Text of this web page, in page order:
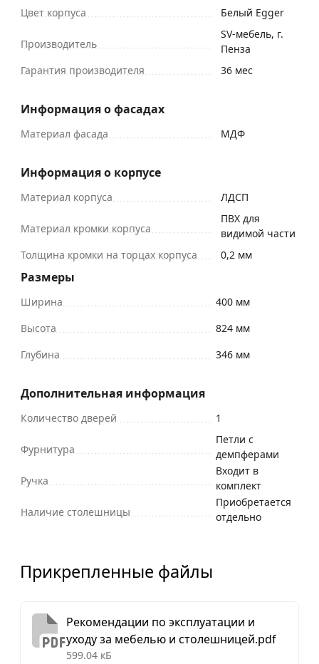
Цвет корпуса Белый Egger
Производитель
SV-мебель, г.
Пенза
Гарантия производителя
36 мес
Информация о фасадах
Материал фасада МДФ
Информация о корпусе
Материал корпуса ЛДСП
Материал кромки корпуса
ПВХ для
видимой части
Толщина кромки на торцах корпуса
0,2 мм
Размеры
Ширина
400 мм
Высота
824 мм
Глубина
346 мм
Дополнительная информация
Количество дверей 1
Фурнитура
Петли с
демпферами
Ручка
Входит в
комплект
Наличие столешницы
Приобретается
отдельно
Прикрепленные файлы
Рекомендации по эксплуатации и
уходу за мебелью и столешницей.pdf
599.04 кБ